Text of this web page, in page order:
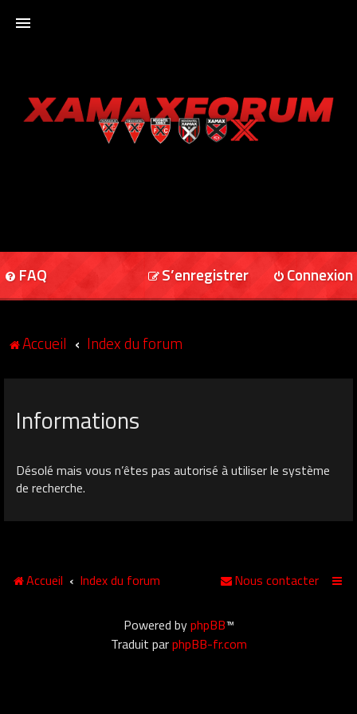
XAMAXFORUM
FAQ Connexion
S’enregistrer
Accueil Index du forum
Informations
Désolé mais vous n’êtes pas autorisé à utiliser le système
de recherche.
Accueil Index du forum Nous contacter
Powered byphpBB™
Traduit parphpBB-fr.com